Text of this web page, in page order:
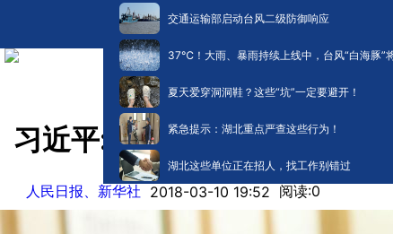
交通运输部启动台风二级防御响应
​37℃！大雨、暴雨持续上线中，台风“白海豚”
夏天爱穿洞洞鞋？这些“坑”一定要避开！
紧急提示：湖北重点严查这些行为！
湖北这些单位正在招人，找工作别错过
习近平:法治是各级领导干部
人民日报、新华社 2018-03-10 19:52 阅读:0